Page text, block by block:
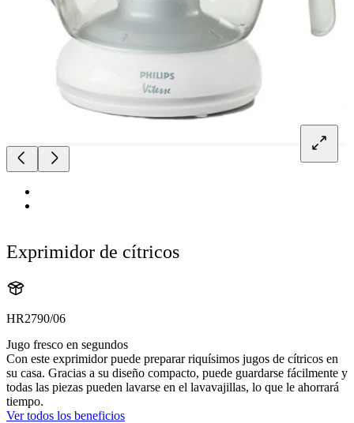
Exprimidor de cítricos
HR2790/06
Jugo fresco en segundos
Con este exprimidor puede preparar riquísimos jugos de cítricos en
su casa. Gracias a su diseño compacto, puede guardarse fácilmente y
todas las piezas pueden lavarse en el lavavajillas, lo que le ahorrará
tiempo.
Ver todos los beneficios